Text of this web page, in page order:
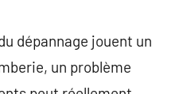
dépannage jouent un
un problème